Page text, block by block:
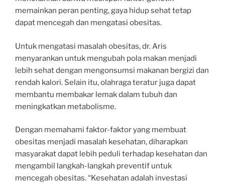
memainkan peran penting, gaya hidup sehat tetap
dapat mencegah dan mengatasi obesitas.
Untuk mengatasi masalah obesitas, dr. Aris
menyarankan untuk mengubah pola makan menjadi
lebih sehat dengan mengonsumsi makanan bergizi dan
rendah kalori. Selain itu, olahraga teratur juga dapat
membantu membakar lemak dalam tubuh dan
meningkatkan metabolisme.
Dengan memahami faktor-faktor yang membuat
obesitas menjadi masalah kesehatan, diharapkan
masyarakat dapat lebih peduli terhadap kesehatan dan
mengambil langkah-langkah preventif untuk
mencegah obesitas. “Kesehatan adalah investasi